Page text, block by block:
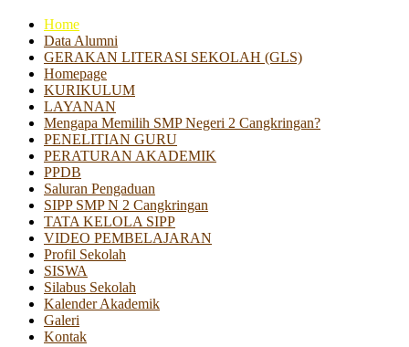
Home
Data Alumni
GERAKAN LITERASI SEKOLAH (GLS)
Homepage
KURIKULUM
LAYANAN
Mengapa Memilih SMP Negeri 2 Cangkringan?
PENELITIAN GURU
PERATURAN AKADEMIK
PPDB
Saluran Pengaduan
SIPP SMP N 2 Cangkringan
TATA KELOLA SIPP
VIDEO PEMBELAJARAN
Profil Sekolah
SISWA
Silabus Sekolah
Kalender Akademik
Galeri
Kontak